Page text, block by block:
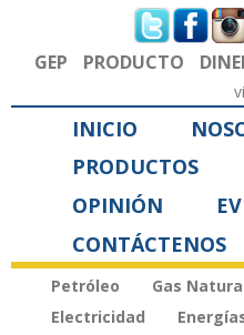
Formulario de
GEP PRODUCTO
INICIO
PRODUCTOS
OPINIÓN
CONTÁCTENOS
Petróleo Gas
Electricidad